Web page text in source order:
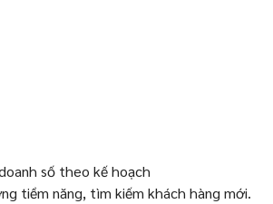
số theo kế hoạch
tiềm năng, tìm kiếm khách hàng mới.